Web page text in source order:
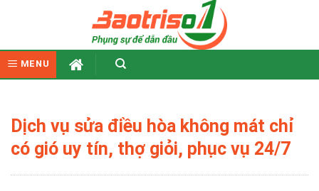
MENU
Dịch vụ sửa điều hòa không mát chỉ
có gió uy tín, thợ giỏi, phục vụ 24/7